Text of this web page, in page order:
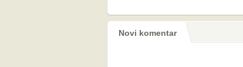
Novi komentar